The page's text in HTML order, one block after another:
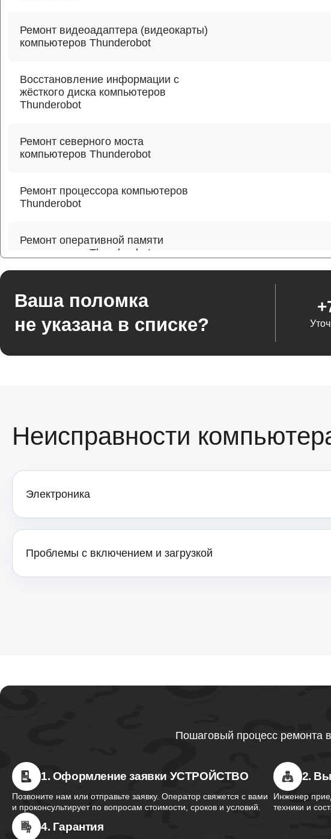
Ремонт видеоадаптера (видеокарты)
компьютеров Thunderobot
Восстановление информации с
жёсткого диска компьютеров
Thunderobot
Ремонт северного моста
компьютеров Thunderobot
Ремонт процессора компьютеров
Thunderobot
Ремонт оперативной памяти
компьютеров Thunderobot
Thunderobot
Ремонт звуковой платы компьютеров
Ваша поломка
не указана в списке?
Неисправности
Электроника
Проблемы с включением и загрузкой
Пошаговый процесс ремонта
1. Оформление заявки УСТРОЙСТВО
Позвоните нам или отправьте заявку. Оператор свяжется с вами
и проконсультирует по вопросам стоимости, сроков и условий.
2.
Инженер
техники и
4. Гарантия